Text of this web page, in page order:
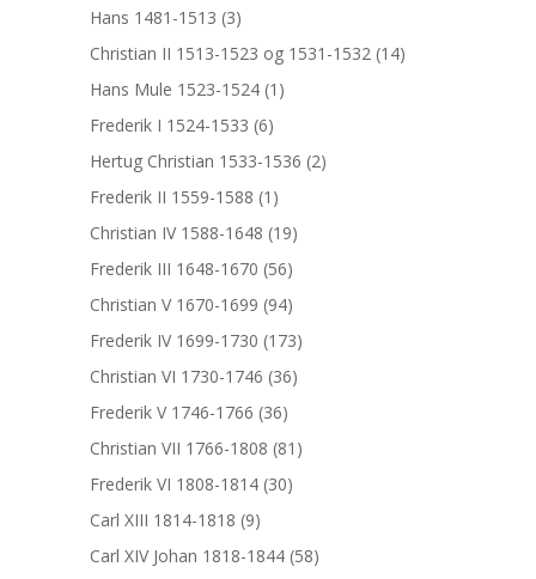
Hans 1481-1513 (3)
Christian II 1513-1523 og 1531-1532 (14)
Hans Mule 1523-1524 (1)
Frederik I 1524-1533 (6)
Hertug Christian 1533-1536 (2)
Frederik II 1559-1588 (1)
Christian IV 1588-1648 (19)
Frederik III 1648-1670 (56)
Christian V 1670-1699 (94)
Frederik IV 1699-1730 (173)
Christian VI 1730-1746 (36)
Frederik V 1746-1766 (36)
Christian VII 1766-1808 (81)
Frederik VI 1808-1814 (30)
Carl XIII 1814-1818 (9)
Carl XIV Johan 1818-1844 (58)